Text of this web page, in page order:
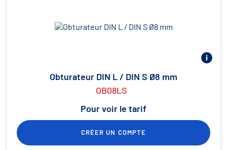
Obturateur DIN L / DIN S Ø8 mm
OB08LS
Pour voir le tarif
CRÉER UN COMPTE